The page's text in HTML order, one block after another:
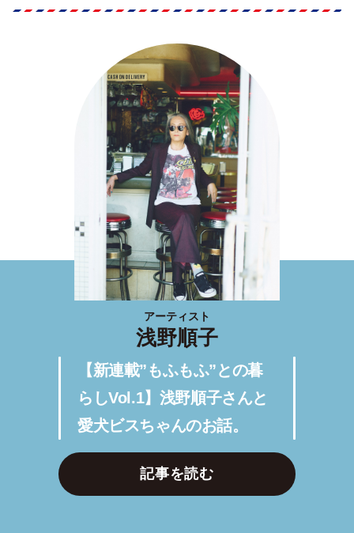
アーティスト
浅野順子
【新連載”もふもふ”との暮
らしVol.1】浅野順子さんと
愛犬ビスちゃんのお話。
記事を読む